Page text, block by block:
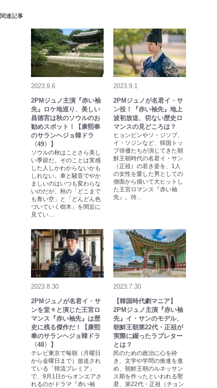
関連記事
2023.9.6
2PMジュノ主演『赤い袖
先』ロケ地巡り、美しい
昌徳宮は秋のソウルのお
勧めスポット！【康熙奉
のサランヘジョ韓ドラ
〈49〉】
ソウルの秋はことさら美し
い季節だ。そのことは実感
した人しかわからないかも
しれない。車と騒音でやか
ましいのはいつも変わらな
いのだが、秋の「どこまで
も青い空」と「どんどん色
づいていく樹木」を間近に
見てい…
2023.9.1
2PMジュノが名君イ・サ
ン役！『赤い袖先』地上
波初放送、切ない歴史ロ
マンスの見どころは？
ヒョンビンやソ・ジソブ、
イ・ソジンなど、韓国トッ
プ俳優たちが演じてきた朝
鮮王朝時代の名君イ・サン
（正祖）の若き姿を、1人
の女性を愛した男としての
側面から描いて大ヒットし
た王宮ロマンス『赤い袖
先』。待…
2023.8.30
2PMジュノが名君イ・サ
ンを堂々と演じた王宮ロ
マンス『赤い袖先』は歴
史に残る傑作だ！【康熙
奉のサランヘジョ韓ドラ
〈48〉】
テレビ東京で毎朝（月曜日
から金曜日まで）放送され
ている「韓流プレミア」
で、9月1日からオンエアさ
れるのがドラマ『赤い袖
2023.7.30
【韓国時代劇マニア】
2PMジュノ主演『赤い袖
先』イ・サンのモデル、
朝鮮王朝第22代・正祖が
実際に綴ったラブレター
とは？
民のための政治に心を砕
き、文学や学問の推進を進
め、朝鮮王朝のルネッサン
ス期を作ったといわれる聖
君、第22代・正祖（チョン